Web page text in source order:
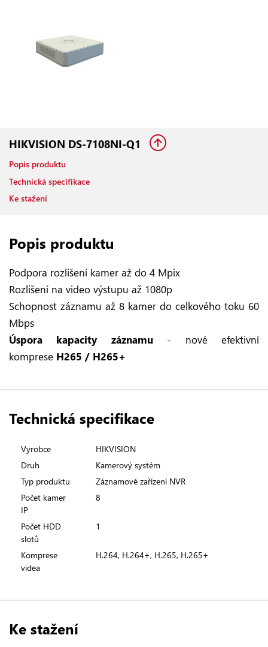
HIKVISION DS-7108NI-Q1
Popis produktu
Technická specifikace
Ke stažení
Popis produktu
Podpora rozlišení kamer až do 4 Mpix
Rozlišení na video výstupu až 1080p
Schopnost záznamu až 8 kamer do celkového toku 60
Mbps
Úspora kapacity záznamu- nové efektivní
komprese H265 / H265+
Technická specifikace
Vyrobce
HIKVISION
Druh
Kamerový systém
Typ produktu
Záznamové zařízení NVR
Počet kamer
IP
8
Počet HDD
slotů
1
Komprese
videa
H.264, H.264+, H.265, H.265+
Ke stažení